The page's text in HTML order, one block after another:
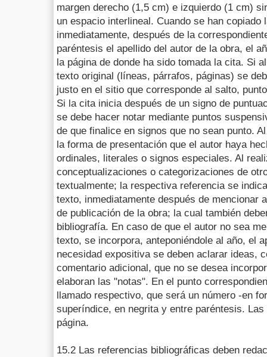
margen derecho (1,5 cm) e izquierdo (1 cm)
un espacio interlineal. Cuando se han copiado
inmediatamente, después de la
paréntesis el apellido del autor de la obra, el
la página de donde ha sido tomada la cita. Si
texto original (líneas, párrafos, páginas) se
justo en el sitio que corresponde al salto,
Si la cita inicia después de un signo de
se debe hacer notar mediante puntos
de que finalice en signos que no sean punto.
la forma de presentación que el autor haya
ordinales, literales o signos especiales. Al
conceptualizaciones o categorizaciones de
textualmente; la respectiva referencia se
texto, inmediatamente después de mencionar
de publicación de la obra; la cual también
bibliografía. En caso de que el autor no sea
texto, se incorpora, anteponiéndole al año, el
necesidad expositiva se deben aclarar ideas,
comentario adicional, que no se desea
elaboran las "notas". En el punto
llamado respectivo, que será un número -en
superíndice, en negrita y entre paréntesis.
página.
15.2 Las referencias bibliográficas deben